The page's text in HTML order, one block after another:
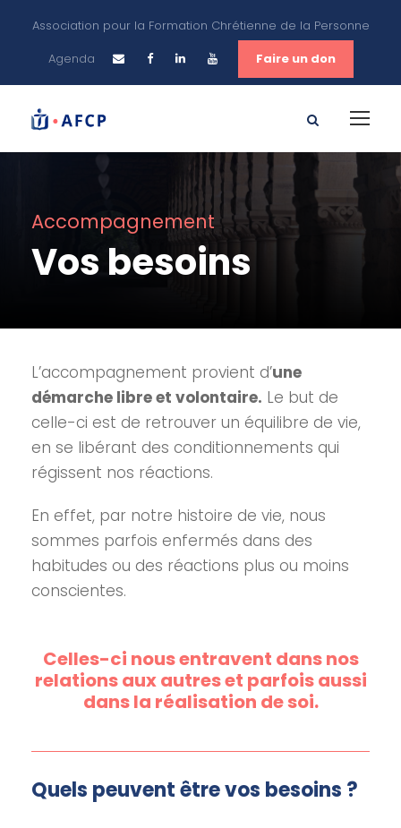
Association pour la Formation Chrétienne de la Personne
Agenda
Faire un don
Accompagnement
Vos besoins
L’accompagnement provient d’une
démarche libre et volontaire. Le but de
celle-ci est de retrouver un équilibre de vie,
en se libérant des conditionnements qui
régissent nos réactions.
En effet, par notre histoire de vie, nous
sommes parfois enfermés dans des
habitudes ou des réactions plus ou moins
conscientes.
Celles-ci nous entravent dans nos
relations aux autres et parfois aussi
dans la réalisation de soi.
Quels peuvent être vos besoins ?